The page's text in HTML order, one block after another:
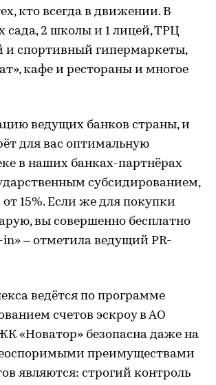
кто всегда в движении. В
сада, 2 школы и 1 лицей, ТРЦ
и спортивный гипермаркеты,
кафе и рестораны и многое
ведущих банков страны, и
для вас оптимальную
в наших банках-партнёрах
субсидированием,
15%. Если же для покупки
вы совершенно бесплатно
– отметила ведущий PR-
ведётся по программе
счетов эскроу в АО
«Новатор» безопасна даже на
преимуществами
являются: строгий контроль